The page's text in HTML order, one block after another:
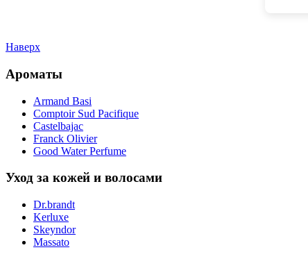
Наверх
Ароматы
Armand Basi
Comptoir Sud Pacifique
Castelbajac
Franck Olivier
Good Water Perfume
Уход за кожей и волосами
Dr.brandt
Kerluxe
Skeyndor
Massato